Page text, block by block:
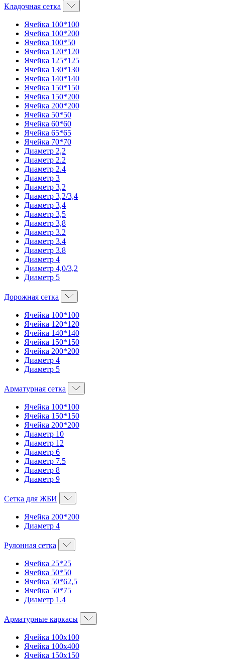
Кладочная сетка
Ячейка 100*100
Ячейка 100*200
Ячейка 100*50
Ячейка 120*120
Ячейка 125*125
Ячейка 130*130
Ячейка 140*140
Ячейка 150*150
Ячейка 150*200
Ячейка 200*200
Ячейка 50*50
Ячейка 60*60
Ячейка 65*65
Ячейка 70*70
Диаметр 2,2
Диаметр 2.2
Диаметр 2.4
Диаметр 3
Диаметр 3,2
Диаметр 3,2/3,4
Диаметр 3,4
Диаметр 3,5
Диаметр 3,8
Диаметр 3.2
Диаметр 3.4
Диаметр 3.8
Диаметр 4
Диаметр 4,0/3,2
Диаметр 5
Дорожная сетка
Ячейка 100*100
Ячейка 120*120
Ячейка 140*140
Ячейка 150*150
Ячейка 200*200
Диаметр 4
Диаметр 5
Арматурная сетка
Ячейка 100*100
Ячейка 150*150
Ячейка 200*200
Диаметр 10
Диаметр 12
Диаметр 6
Диаметр 7.5
Диаметр 8
Диаметр 9
Сетка для ЖБИ
Ячейка 200*200
Диаметр 4
Рулонная сетка
Ячейка 25*25
Ячейка 50*50
Ячейка 50*62,5
Ячейка 50*75
Диаметр 1.4
Арматурные каркасы
Ячейка 100х100
Ячейка 100х400
Ячейка 150х150